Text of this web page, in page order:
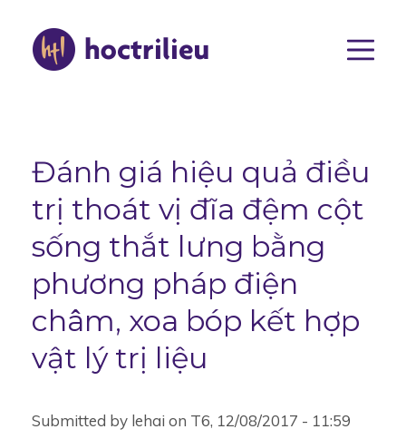
Đánh giá hiệu quả điều
trị thoát vị đĩa đệm cột
sống thắt lưng bằng
phương pháp điện
châm, xoa bóp kết hợp
vật lý trị liệu
Submitted by lehai on T6, 12/08/2017 - 11:59